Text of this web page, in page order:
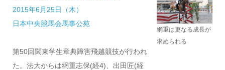
2015年6月25日（木）
日本中央競馬会馬事公苑
第50回関東学生章典障害飛越競技が行われ
た。法大からは網重志保(経4)、出田匠(経
網重は更なる成長が
求められる